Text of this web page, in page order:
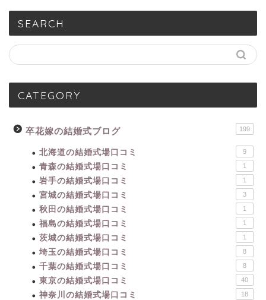
SEARCH
CATEGORY
卒花嫁の結婚式ブログ 199
北海道の結婚式場口コミ 9
青森の結婚式場口コミ 1
岩手の結婚式場口コミ 1
宮城の結婚式場口コミ 3
秋田の結婚式場口コミ 1
福島の結婚式場口コミ 1
茨城の結婚式場口コミ 1
埼玉の結婚式場口コミ 8
千葉の結婚式場口コミ 8
東京の結婚式場口コミ 40
神奈川の結婚式場口コミ 18